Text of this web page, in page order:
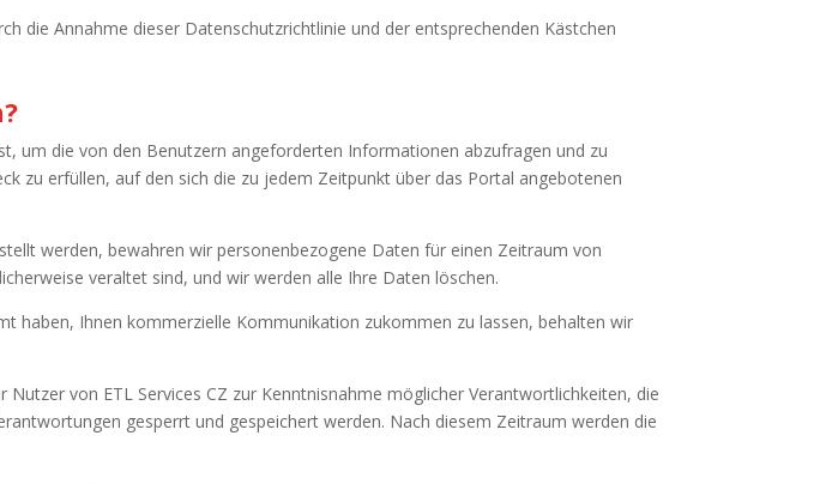
die Annahme dieser Datenschutzrichtlinie und der entsprechenden Kästchen
um die von den Benutzern angeforderten Informationen abzufragen und zu
zu erfüllen, auf den sich die zu jedem Zeitpunkt über das Portal angebotenen
werden, bewahren wir personenbezogene Daten für einen Zeitraum von
veraltet sind, und wir werden alle Ihre Daten löschen.
haben, Ihnen kommerzielle Kommunikation zukommen zu lassen, behalten wir
von ETL Services CZ zur Kenntnisnahme möglicher Verantwortlichkeiten, die
gesperrt und gespeichert werden. Nach diesem Zeitraum werden die